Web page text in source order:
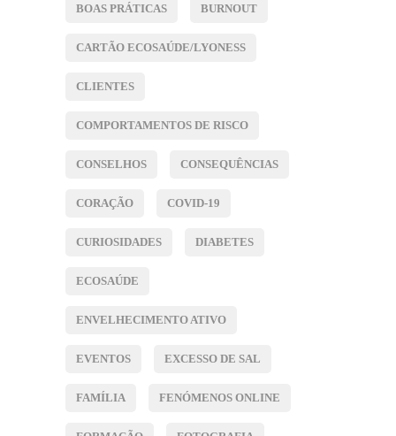
BOAS PRÁTICAS BURNOUT
CARTÃO ECOSAÚDE/LYONESS
CLIENTES
COMPORTAMENTOS DE RISCO
CONSELHOS CONSEQUÊNCIAS
CORAÇÃO COVID-19
CURIOSIDADES DIABETES
ECOSAÚDE
ENVELHECIMENTO ATIVO
EVENTOS EXCESSO DE SAL
FAMÍLIA FENÓMENOS ONLINE